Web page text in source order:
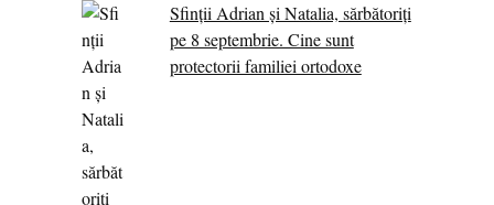
Sfinții Adrian și Natalia, sărbătoriți
pe 8 septembrie. Cine sunt
protectorii familiei ortodoxe